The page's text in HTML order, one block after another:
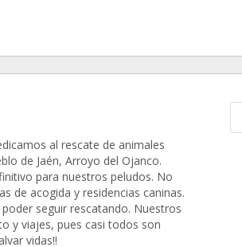
al rescate de animales
de Jaén, Arroyo del Ojanco.
para nuestros peludos. No
de acogida y residencias caninas.
seguir rescatando. Nuestros
y viajes, pues casi todos son
vidas!!